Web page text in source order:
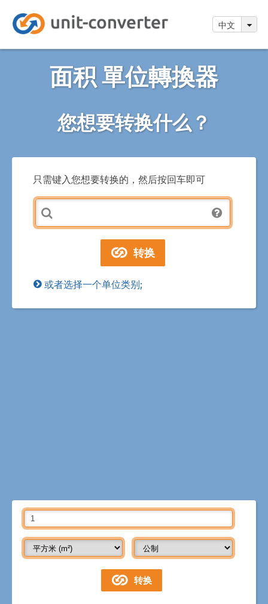
中文
面积 單位轉換器
您想要转换什么？
只需键入您想要转换的，然后按回车即可
或者选择一个单位类别;